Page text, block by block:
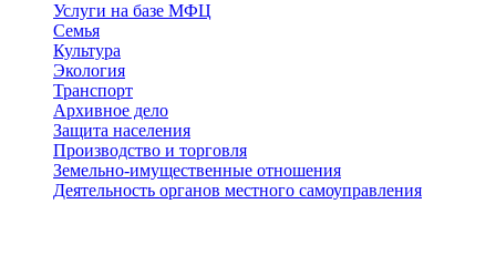
Услуги на базе МФЦ
Семья
Культура
Экология
Транспорт
Архивное дело
Защита населения
Производство и торговля
Земельно-имущественные отношения
Деятельность органов местного самоуправления